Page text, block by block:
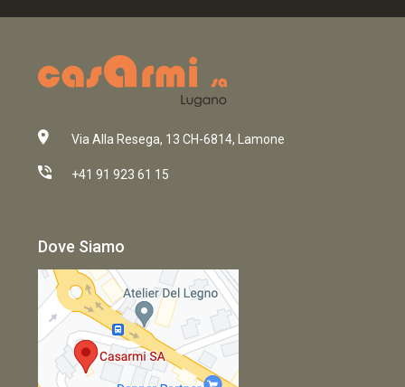
Via Alla Resega, 13 CH-6814, Lamone
+41 91 923 61 15
Dove Siamo